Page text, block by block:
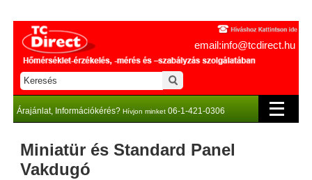
email:info@tcdirect.hu
Árajánlat, Információkérés? Hívjon minket 06-1-421-0306
Miniatür és Standard Panel
Vakdugó